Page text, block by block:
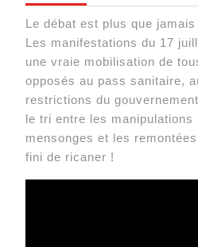
Le débat est plus que
Les manifestations du 17
une vraie mobilisation de
opposés au pass sanitaire,
restrictions du
le tri entre les manipulations
mensonges et les
fini de ricaner !